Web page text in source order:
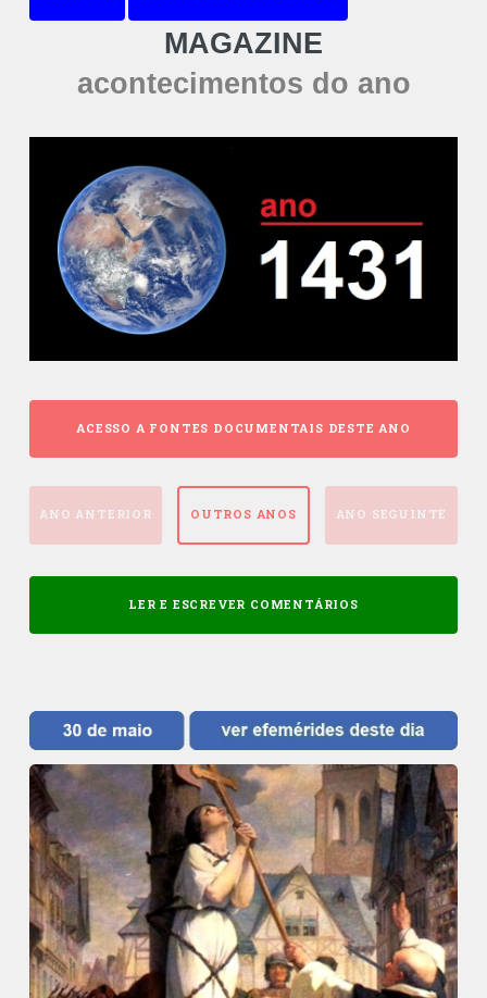
MAGAZINE
acontecimentos do ano
ACESSO A FONTES DOCUMENTAIS DESTE ANO
ANO ANTERIOR OUTROS ANOS ANO SEGUINTE
LER E ESCREVER COMENTÁRIOS